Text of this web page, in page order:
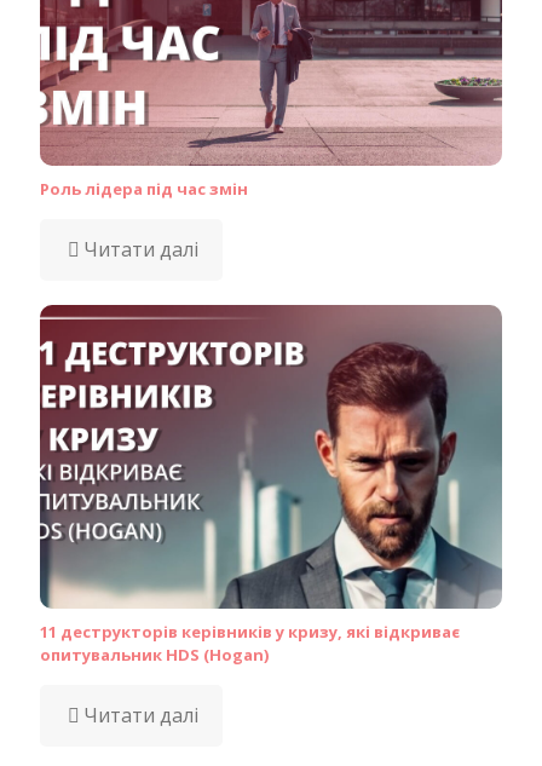
Роль лідера під час змін
Читати далі
11 деструкторів керівників у кризу, які відкриває
опитувальник HDS (Hogan)
Читати далі